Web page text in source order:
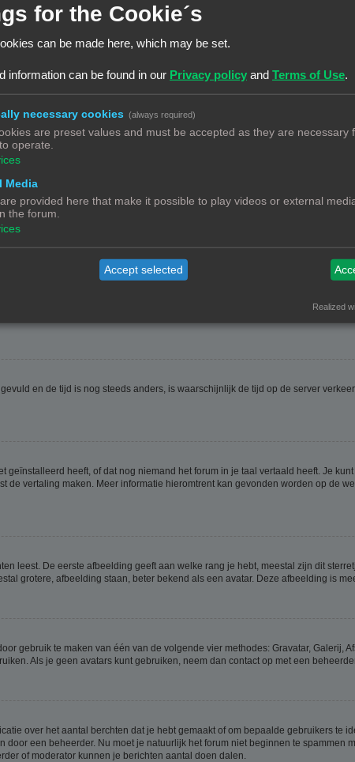
weer verwijderd worden. Deze cookies zorgen ervoor dat je aangemeld
Om ze te wijzigen moet je op de
link klikken (deze
mijn online status . Als je deze optie activeert zul je onzichtbaar zijn voor
dan waarin jij woont. Als dit het geval is, moet je naar het gebruikerspaneel
van de tijdzone, zoals de meeste instellingen, alleen gedaan kunnen
en de tijd is nog steeds anders, is waarschijnlijk de tijd op de server
heeft, of dat nog niemand het forum in je taal vertaald heeft. Je
de vertaling maken. Meer informatie hieromtrent kan gevonden worden op de
leest. De eerste afbeelding geeft aan welke rang je hebt, meestal zijn dit
grotere, afbeelding staan, beter bekend als een avatar. Deze afbeelding is
gebruik te maken van één van de volgende vier methodes: Gravatar, Galerij,
Als je geen avatars kunt gebruiken, neem dan contact op met een
over het aantal berchten dat je hebt gemaakt of om bepaalde gebruikers te
een beheerder. Nu moet je natuurlijk het forum niet beginnen te spammen
of moderator kunnen je berichten aantal doen dalen.
for the Cookie´s
can be made here, which may be set.
information can be found in our Privacy policy and Terms of Use.
necessary cookies (always required)
are preset values and must be accepted as they are necessary
operate.
Media
provided here that make it possible to play videos or external
the forum.
Accept selected
Realized